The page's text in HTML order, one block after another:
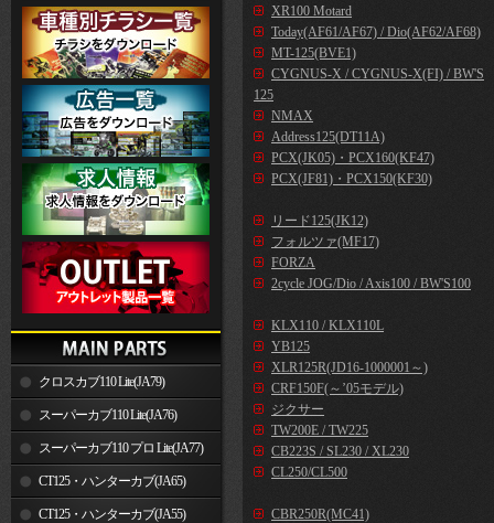
クロスカブ110 Lite(JA79)
スーパーカブ110 Lite(JA76)
スーパーカブ110 プロ Lite(JA77)
CT125・ハンターカブ(JA65)
CT125・ハンターカブ(JA55)
XR100 Motard
Today(AF61/AF67) / Dio(AF62/AF68)
MT-125(BVE1)
CYGNUS-X / CYGNUS-X(FI) / BW'S
125
NMAX
Address125(DT11A)
PCX(JK05)・PCX160(KF47)
PCX(JF81)・PCX150(KF30)
リード125(JK12)
フォルツァ(MF17)
FORZA
2cycle JOG/Dio / Axis100 / BW'S100
KLX110 / KLX110L
YB125
XLR125R(JD16-1000001～)
CRF150F(～’05モデル)
ジクサー
TW200E / TW225
CB223S / SL230 / XL230
CL250/CL500
CBR250R(MC41)